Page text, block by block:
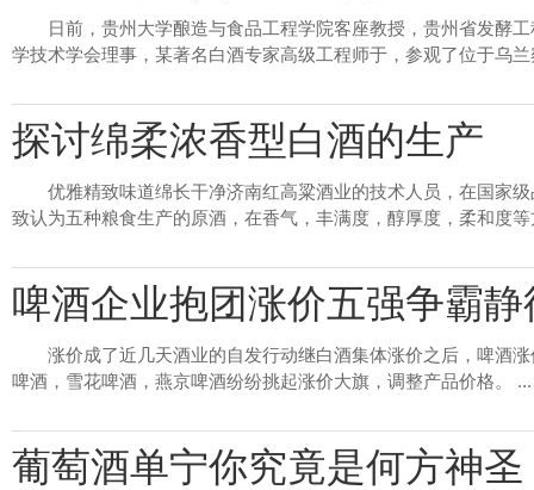
日前，贵州大学酿造与食品工程学院客座教授，贵州省发酵
学技术学会理事，某著名白酒专家高级工程师于，参观了位于乌
探讨绵柔浓香型白酒的生产
优雅精致味道绵长干净济南红高粱酒业的技术人员，在国家
致认为五种粮食生产的原酒，在香气，丰满度，醇厚度，柔和度
啤酒企业抱团涨价五强争霸
涨价成了近几天酒业的自发行动继白酒集体涨价之后，啤酒
啤酒，雪花啤酒，燕京啤酒纷纷挑起涨价大旗，调整产品价格。 ...
葡萄酒单宁你究竟是何方神圣